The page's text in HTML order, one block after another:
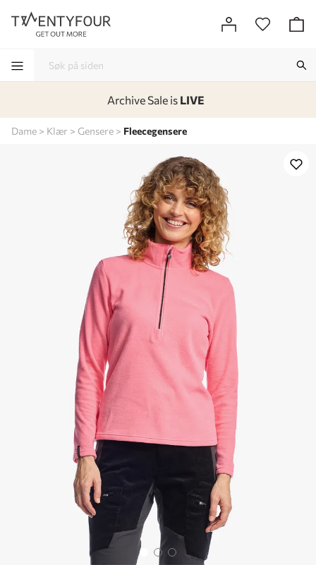
Dame Klær Gensere Fleecegensere
Archive Sale is LIVE
-
-
-
-